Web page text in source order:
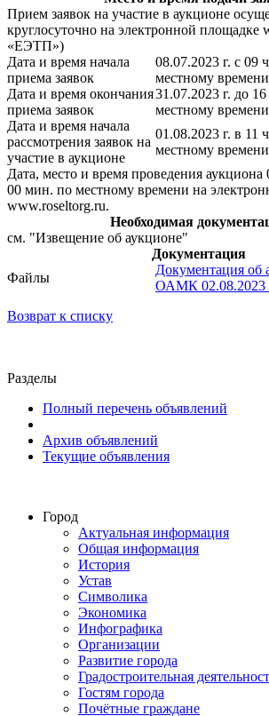
Прием заявок на участие в аукционе
круглосуточно на электронной
«ЕЭТП»)
Дата и время начала
приема заявок
08.07.2023 г. с 09
местному
Дата и время окончания
приема заявок
31.07.2023 г. до
местному
Дата и время начала
рассмотрения заявок на
участие в аукционе
01.08.2023 г. в 11
местному
Дата, место и время проведения аукциона
00 мин. по местному времени на
www.roseltorg.ru.
Необходимая
см. "Извещение об аукционе"
Документация
Файлы
Документация об
ОАМК 02.08.2023
Возврат к списку
Разделы
Полный перечень объявлений
Архив объявлений
Текущие объявления
Город
Актуальная информация
Общая информация
История
Устав
Символика
Экономика
Инфографика
Организации
Развитие города
Градостроительная
Гостям города
Почётные граждане